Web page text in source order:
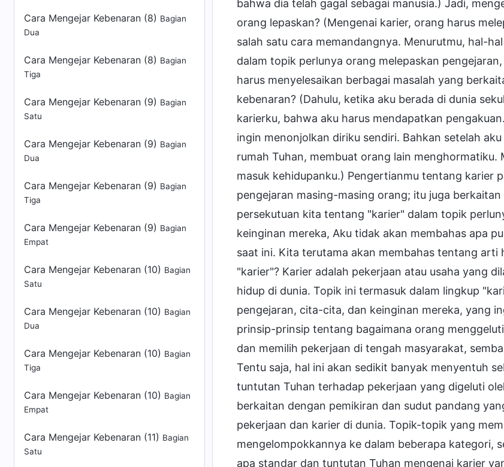
Cara Mengejar Kebenaran (8) Bagian
Dua
Cara Mengejar Kebenaran (8) Bagian
Tiga
Cara Mengejar Kebenaran (9) Bagian
Satu
Cara Mengejar Kebenaran (9) Bagian
Dua
Cara Mengejar Kebenaran (9) Bagian
Tiga
Cara Mengejar Kebenaran (9) Bagian
Empat
Cara Mengejar Kebenaran (10) Bagian
Satu
Cara Mengejar Kebenaran (10) Bagian
Dua
Cara Mengejar Kebenaran (10) Bagian
Tiga
Cara Mengejar Kebenaran (10) Bagian
Empat
Cara Mengejar Kebenaran (11) Bagian
Satu
bahwa dia telah gagal sebagai manusia.) Jadi,
orang lepaskan? (Mengenai karier, orang harus
salah satu cara memandangnya. Menurutmu, hal-
dalam topik perlunya orang melepaskan
harus menyelesaikan berbagai masalah yang
kebenaran? (Dahulu, ketika aku berada di dunia
karierku, bahwa aku harus mendapatkan
ingin menonjolkan diriku sendiri. Bahkan setelah aku
rumah Tuhan, membuat orang lain menghormatiku.
masuk kehidupanku.) Pengertianmu tentang karier
pengejaran masing-masing orang; itu juga
persekutuan kita tentang "karier" dalam topik
keinginan mereka, Aku tidak akan membahas apa
saat ini. Kita terutama akan membahas tentang
"karier"? Karier adalah pekerjaan atau usaha yang
hidup di dunia. Topik ini termasuk dalam lingkup
pengejaran, cita-cita, dan keinginan mereka, yang
prinsip-prinsip tentang bagaimana orang
dan memilih pekerjaan di tengah masyarakat,
Tentu saja, hal ini akan sedikit banyak menyentuh
tuntutan Tuhan terhadap pekerjaan yang digeluti
berkaitan dengan pemikiran dan sudut pandang
pekerjaan dan karier di dunia. Topik-topik yang
mengelompokkannya ke dalam beberapa kategori,
apa standar dan tuntutan Tuhan mengenai karier